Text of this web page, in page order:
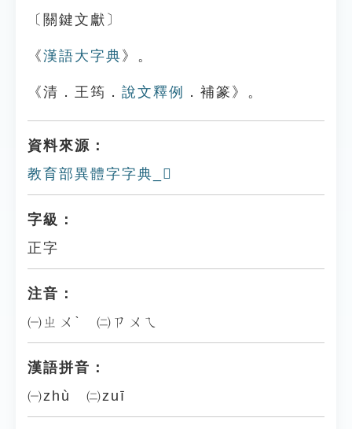
〔關鍵文獻〕
《漢語大字典 》。
《清．王筠． 說文釋例 ．補篆》。
資料來源：
教育部異體字字典_𩦛
字級：
正字
注音：
㈠ㄓㄨˋ ㈡ㄗㄨㄟ
漢語拼音：
㈠zhù ㈡zuī